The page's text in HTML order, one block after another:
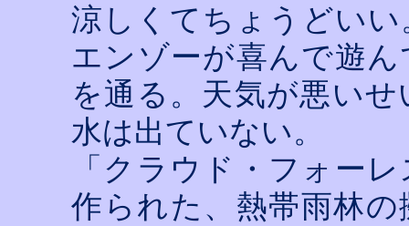
涼しくてちょうどい
エンゾーが喜んで遊
を通る。天気が悪い
水は出ていない。
「クラウド・フォー
作られた、熱帯雨林